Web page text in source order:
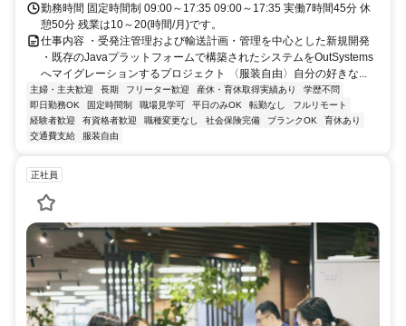
勤務時間 固定時間制 09:00～17:35 09:00～17:35 実働7時間45分 休
憩50分 残業は10～20(時間/月)です。
仕事内容 ・受発注管理および輸送計画・管理を中心とした新規開発
・既存のJavaプラットフォームで構築されたシステムをOutSystems
へマイグレーションするプロジェクト 〈服装自由〉自分の好きな...
主婦・主夫歓迎 長期 フリーター歓迎 産休・育休取得実績あり
学歴不問
即日勤務OK
固定時間制 職場見学可 平日のみOK 転勤なし
フルリモート
経験者歓迎
有資格者歓迎 職種変更なし 社会保険完備 ブランクOK
育休あり
交通費支給
服装自由
正社員